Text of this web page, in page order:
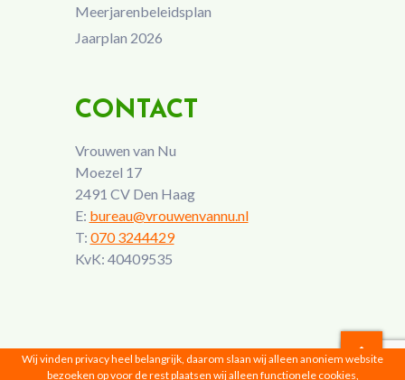
Meerjarenbeleidsplan
Jaarplan 2026
CONTACT
Vrouwen van Nu
Moezel 17
2491 CV Den Haag
E: bureau@vrouwenvannu.nl
T: 070 3244429
KvK: 40409535
Wij vinden privacy heel belangrijk, daarom slaan wij alleen anoniem website
bezoeken op voor de rest plaatsen wij alleen functionele cookies,